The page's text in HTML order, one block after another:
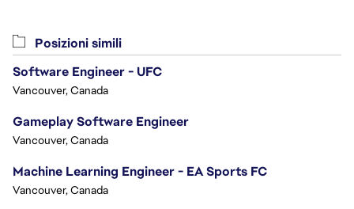
Posizioni simili
Software Engineer - UFC
Vancouver, Canada
Gameplay Software Engineer
Vancouver, Canada
Machine Learning Engineer - EA Sports FC
Vancouver, Canada